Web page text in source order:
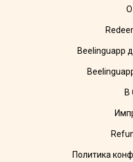
О
Beelinguapp
В
Политика